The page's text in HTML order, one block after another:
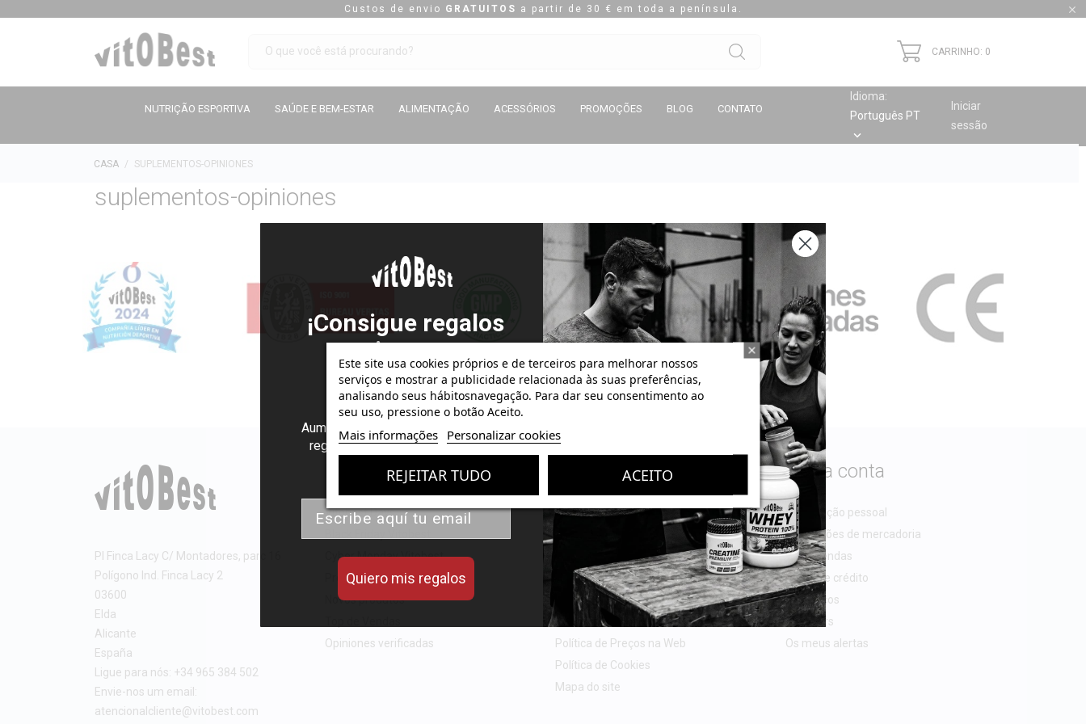
Custos de envio GRATUITOS a partir de 30 € em toda a península. 
CARRINHO: 0
NUTRIÇÃO ESPORTIVA SAÚDE E BEM-ESTAR ALIMENTAÇÃO ACESSÓRIOS PROMOÇÕES BLOG CONTATO
Idioma:
Português PT
keyboard_arrow_down
Iniciar
sessão
CASA SUPLEMENTOS-OPINIONES
suplementos-opiniones
PI Finca Lacy C/ Montadores, parc 16
Polígono Ind. Finca Lacy 2
03600
Elda
Alicante
España
Ligue para nós: +34 965 384 502
Envie-nos um email:
atencionalcliente@vitobest.com
Produtos
Vitobest Days
Cyber Monday Vitobest
Promoção
Novos produtos
Opiniones verificadas
A nossa empresa
Aviso Legal
Termos e Condições de venda
Formas de Pago
Política de Privacidade
IVACE
Política de Preços na Web
Política de Cookies
Mapa do site
A sua conta
Informação pessoal
Devoluções de mercadoria
Encomendas
Notas de crédito
Endereços
Vouchers
Os meus alertas
Este site usa cookies próprios e de terceiros para melhorar nossos
serviços e mostrar a publicidade relacionada às suas preferências,
analisando seus hábitosnavegação. Para dar seu consentimento ao
seu uso, pressione o botão Aceito.
Mais informações Personalizar cookies
REJEITAR TUDO ACEITO
¡Consigue regalos
gratis con tus
pedidos!
Aumenta el valor de tus compras con
regalos diseñados para mejorar tu
Email
Quiero mis regalos